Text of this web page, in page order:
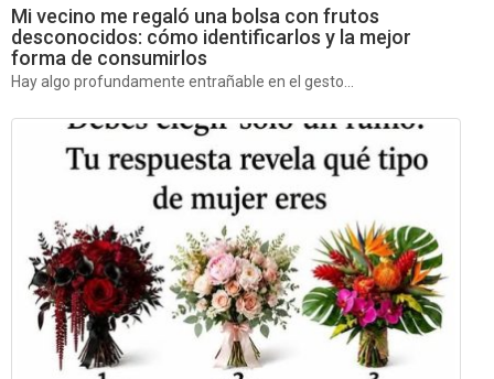
Mi vecino me regaló una bolsa con frutos
desconocidos: cómo identificarlos y la mejor
forma de consumirlos
Hay algo profundamente entrañable en el gesto...